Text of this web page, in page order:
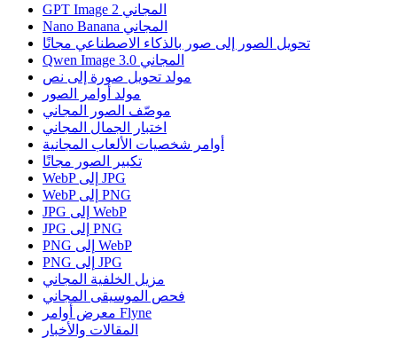
GPT Image 2 المجاني
Nano Banana المجاني
تحويل الصور إلى صور بالذكاء الاصطناعي مجانًا
Qwen Image 3.0 المجاني
مولد تحويل صورة إلى نص
مولد أوامر الصور
موصّف الصور المجاني
اختبار الجمال المجاني
أوامر شخصيات الألعاب المجانية
تكبير الصور مجانًا
WebP إلى JPG
WebP إلى PNG
JPG إلى WebP
JPG إلى PNG
PNG إلى WebP
PNG إلى JPG
مزيل الخلفية المجاني
فحص الموسيقى المجاني
معرض أوامر Flyne
المقالات والأخبار